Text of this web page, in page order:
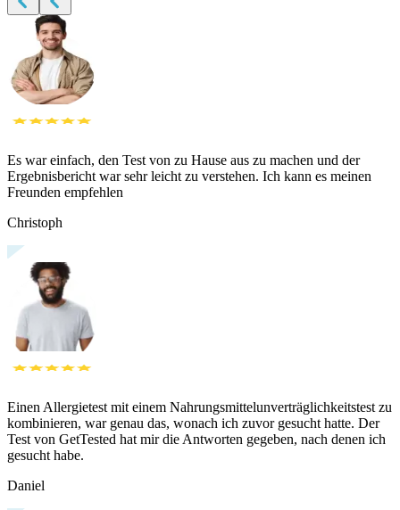
Es war einfach, den Test von zu Hause aus zu machen und der
Ergebnisbericht war sehr leicht zu verstehen. Ich kann es meinen
Freunden empfehlen
Christoph
Einen Allergietest mit einem Nahrungsmittelunverträglichkeitstest zu
kombinieren, war genau das, wonach ich zuvor gesucht hatte. Der
Test von GetTested hat mir die Antworten gegeben, nach denen ich
gesucht habe.
Daniel